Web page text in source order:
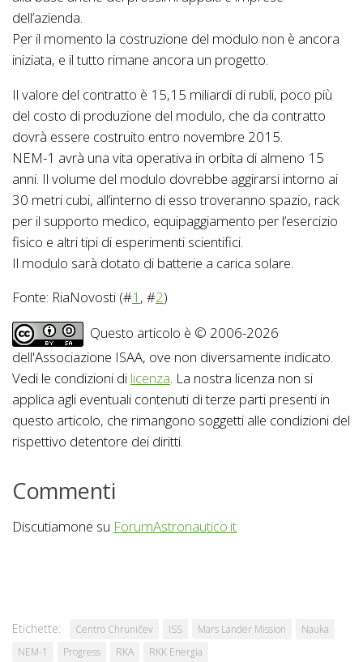
dell’azienda.
Per il momento la costruzione del modulo non è ancora
iniziata, e il tutto rimane ancora un progetto.
Il valore del contratto è 15,15 miliardi di rubli, poco più
del costo di produzione del modulo, che da contratto
dovrà essere costruito entro novembre 2015.
NEM-1 avrà una vita operativa in orbita di almeno 15
anni. Il volume del modulo dovrebbe aggirarsi intorno ai
30 metri cubi, all’interno di esso troveranno spazio, rack
per il supporto medico, equipaggiamento per l’esercizio
fisico e altri tipi di esperimenti scientifici.
Il modulo sarà dotato di batterie a carica solare.
Fonte: RiaNovosti (#1 , #2)
Questo articolo è © 2006-2026
dell'Associazione ISAA, ove non diversamente indicato.
Vedi le condizioni di licenza. La nostra licenza non si
applica agli eventuali contenuti di terze parti presenti in
questo articolo, che rimangono soggetti alle condizioni del
rispettivo detentore dei diritti.
Commenti
Discutiamone su ForumAstronautico.it
Etichette: Centro Chruničev ISS Mars Lander Mission
Nauka
NEM-1
Progress RKA RKK Energia